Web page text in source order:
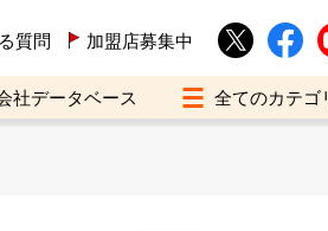
質問 加盟店募集中
社データベース